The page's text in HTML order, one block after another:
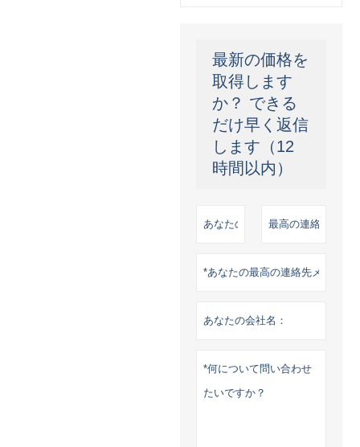
最新の価格を
取得します
か？ できる
だけ早く返信
します（12
時間以内）